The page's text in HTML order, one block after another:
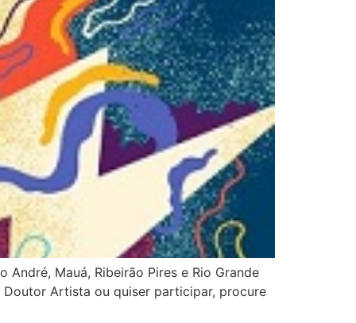
Mauá, Ribeirão Pires e Rio Grande
Doutor Artista ou quiser participar, procure